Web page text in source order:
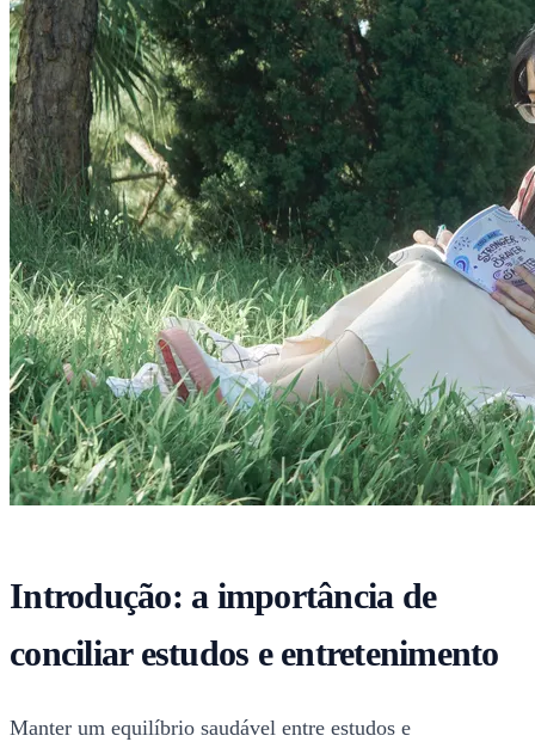
Introdução: a importância de
conciliar estudos e entretenimento
Manter um equilíbrio saudável entre estudos e